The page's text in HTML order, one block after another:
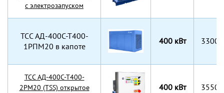
с электрозапуском
TCC АД-400С-Т400-
1РПМ20 в капоте
400 кВт
TCC АД-400С-Т400-
2РМ20 (TSS) открытое
400 кВт